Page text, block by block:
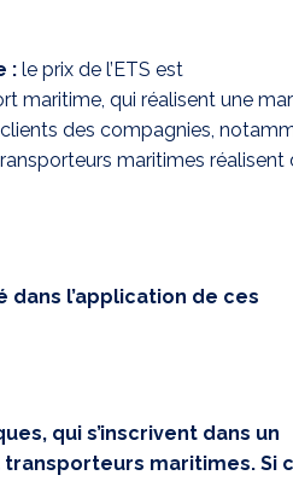
: le prix de l’ETS est
maritime, qui réalisent une
des compagnies,
maritimes réalisent
dans l’application de ces
qui s’inscrivent dans un
maritimes. Si